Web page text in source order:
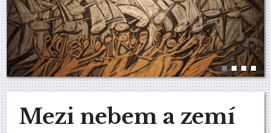
Mezi nebem a zemí